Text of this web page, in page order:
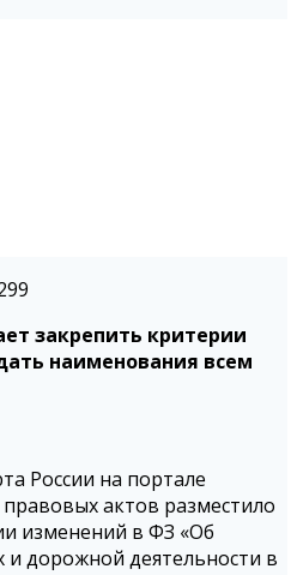
закрепить критерии
наименования всем
России на портале
актов разместило
изменений в ФЗ «Об
дорожной деятельности в